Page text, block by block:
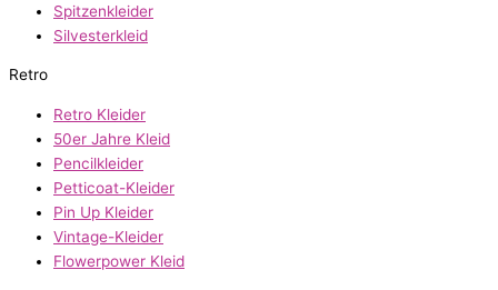
Spitzenkleider
Silvesterkleid
Retro
Retro Kleider
50er Jahre Kleid
Pencilkleider
Petticoat-Kleider
Pin Up Kleider
Vintage-Kleider
Flowerpower Kleid